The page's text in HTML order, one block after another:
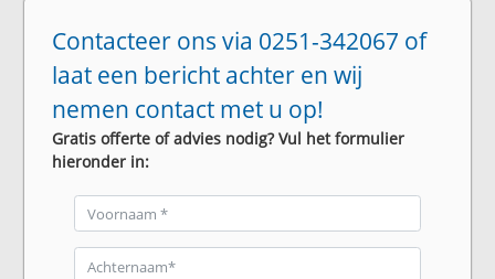
Contacteer ons via 0251-342067 of
laat een bericht achter en wij
nemen contact met u op!
Gratis offerte of advies nodig? Vul het formulier
hieronder in: